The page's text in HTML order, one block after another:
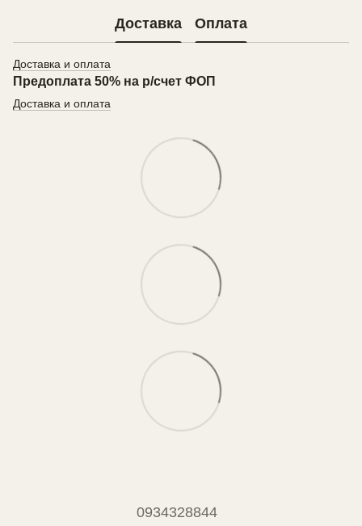
Доставка Оплата
Доставка и оплата
Предоплата 50% на р/счет ФОП
Доставка и оплата
0934328844